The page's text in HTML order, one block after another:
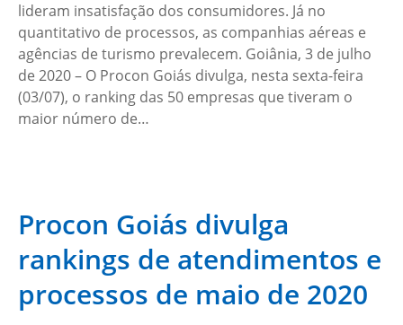
lideram insatisfação dos consumidores. Já no
quantitativo de processos, as companhias aéreas e
agências de turismo prevalecem. Goiânia, 3 de julho
de 2020 – O Procon Goiás divulga, nesta sexta-feira
(03/07), o ranking das 50 empresas que tiveram o
maior número de…
Procon Goiás divulga
rankings de atendimentos e
processos de maio de 2020